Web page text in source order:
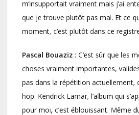
m’insupportait vraiment mais j’ai
que je trouve plutôt pas mal. Et ce
moment, c’est plutôt dans ce
Pascal Bouaziz : C’est sûr que les
choses vraiment importantes,
pas dans la répétition actuellement,
hop. Kendrick Lamar, l’album qui
pour moi, c’est éblouissant. Même